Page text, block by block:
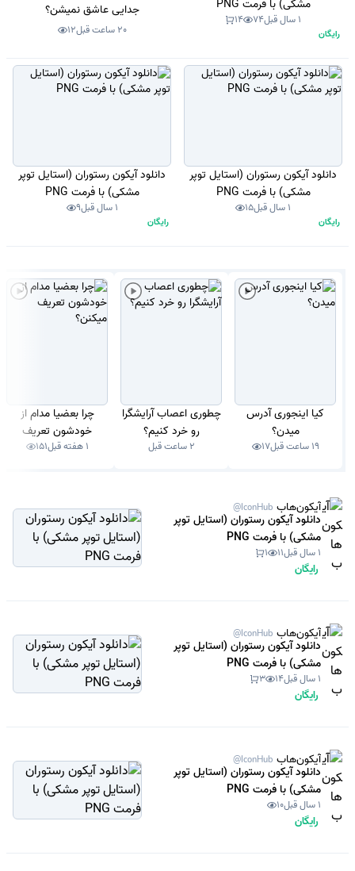
مشکی) با فرمت PNG
1 سال قبل 74
14
رایگان
جدایی عاشق نمیشن؟
20 ساعت قبل 12
دانلود آیکون رستوران (استایل توپر
مشکی) با فرمت PNG
1 سال قبل 15
رایگان
دانلود آیکون رستوران (استایل توپر
مشکی) با فرمت PNG
1 سال قبل 9
رایگان
کیا اینجوری آدرس
میدن؟
19 ساعت قبل 17
چطوری اعصاب آرایشگرا
رو خرد کنیم؟
2 ساعت قبل
چرا بعضیا مدام از
خودشون تعریف
میکنن؟
1 هفته قبل 151
آیکون‌هاب @IconHub
دانلود آیکون رستوران (استایل توپر
مشکی) با فرمت PNG
1 سال قبل 11
1
رایگان
آیکون‌هاب @IconHub
دانلود آیکون رستوران (استایل توپر
مشکی) با فرمت PNG
1 سال قبل 14
3
رایگان
آیکون‌هاب @IconHub
دانلود آیکون رستوران (استایل توپر
مشکی) با فرمت PNG
1 سال قبل 10
رایگان